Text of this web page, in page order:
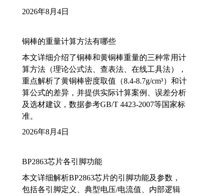
2026年8月4日
铜棒的重量计算方法有哪些
本文详细介绍了铜棒和黄铜棒重量的三种常用计
算方法（理论公式法、查表法、在线工具法），
重点解析了黄铜棒密度取值（8.4-8.7g/cm³）和计
算公式的差异，并提供实际计算案例、误差分析
及选材建议，数据参考GB/T 4423-2007等国家标
准。
2026年8月4日
BP2863芯片各引脚功能
本文详细解析BP2863芯片的引脚功能及参数，
包括各引脚定义、典型电压/电流值、内部逻辑